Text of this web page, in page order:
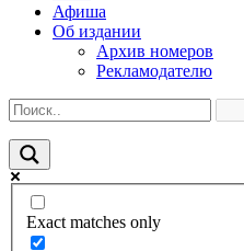
Афиша
Об издании
Архив номеров
Рекламодателю
Exact matches only